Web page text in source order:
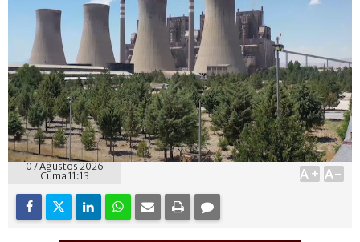
07 Ağustos 2026
Cuma 11:13
A+ A-